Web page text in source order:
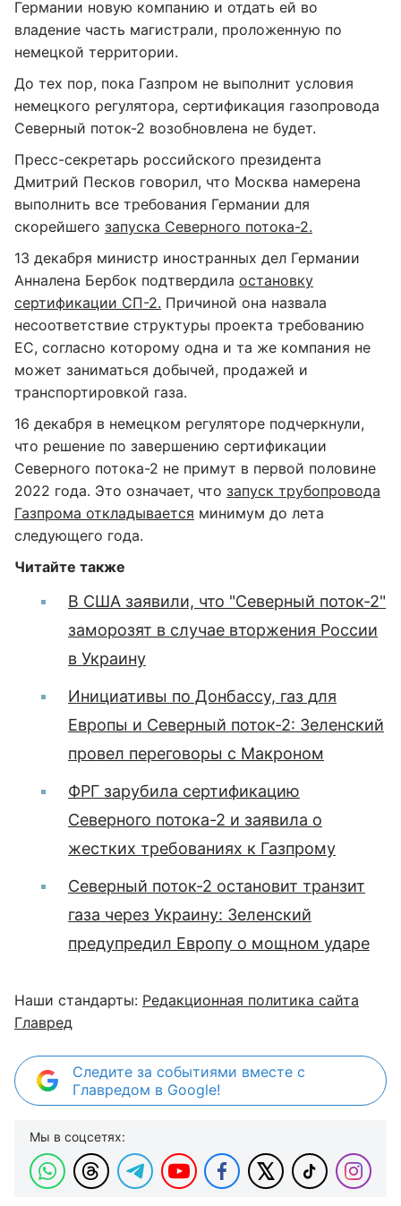
Германии новую компанию и отдать ей во
владение часть магистрали, проложенную по
немецкой территории.
До тех пор, пока Газпром не выполнит условия
немецкого регулятора, сертификация газопровода
Северный поток-2 возобновлена не будет.
Пресс-секретарь российского президента
Дмитрий Песков говорил, что Москва намерена
выполнить все требования Германии для
скорейшего запуска Северного потока-2.
13 декабря министр иностранных дел Германии
Анналена Бербок подтвердила остановку
сертификации СП-2. Причиной она назвала
несоответствие структуры проекта требованию
ЕС, согласно которому одна и та же компания не
может заниматься добычей, продажей и
транспортировкой газа.
16 декабря в немецком регуляторе подчеркнули,
что решение по завершению сертификации
Северного потока-2 не примут в первой половине
2022 года. Это означает, что запуск трубопровода
Газпрома откладывается минимум до лета
следующего года.
Читайте также
В США заявили, что "Северный поток-2"
заморозят в случае вторжения России
в Украину
Инициативы по Донбассу, газ для
Европы и Северный поток-2: Зеленский
провел переговоры с Макроном
ФРГ зарубила сертификацию
Северного потока-2 и заявила о
жестких требованиях к Газпрому
Северный поток-2 остановит транзит
газа через Украину: Зеленский
предупредил Европу о мощном ударе
Наши стандарты: Редакционная политика сайта
Главред
Следите за событиями вместе с
Главредом в Google!
Мы в соцсетях: